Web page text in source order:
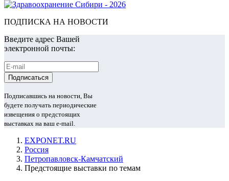
ПОДПИСКА НА НОВОСТИ
Введите адрес Вашей
электронной почты:
Подписавшись на новости, Вы
будете получать периодические
извещения о предстоящих
выставках на ваш e-mail.
EXPONET.RU
Россия
Петропавловск-Камчатский
Предстоящие выставки по темам